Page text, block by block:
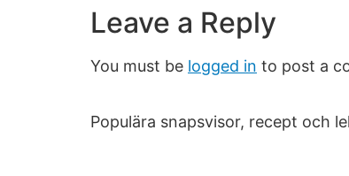
Leave a Reply
You must be logged in to post a
Populära snapsvisor, recept och